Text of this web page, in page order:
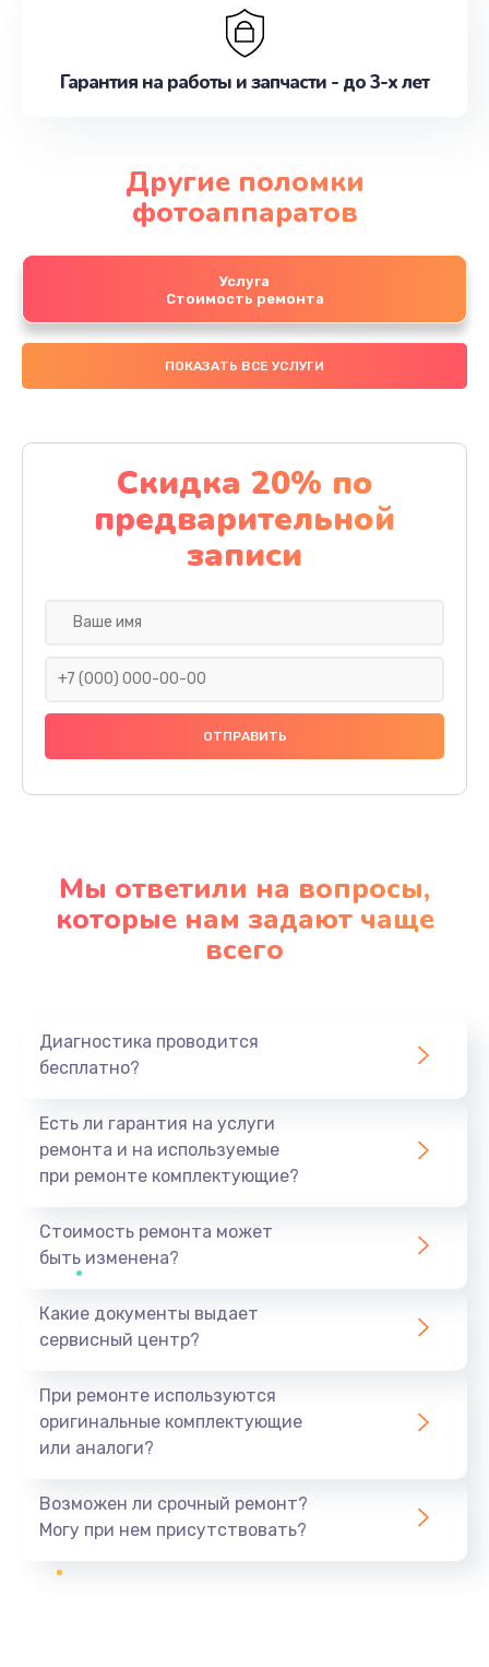
Гарантия на работы и запчасти - до 3-х лет
Другие поломки
фотоаппаратов
Услуга
Стоимость ремонта
ПОКАЗАТЬ ВСЕ УСЛУГИ
Скидка 20% по
предварительной
записи
Мы ответили на вопросы,
которые нам задают чаще
всего
Диагностика проводится
бесплатно?
Есть ли гарантия на услуги
ремонта и на используемые
при ремонте комплектующие?
Стоимость ремонта может
быть изменена?
Какие документы выдает
сервисный центр?
При ремонте используются
оригинальные комплектующие
или аналоги?
Возможен ли срочный ремонт?
Могу при нем присутствовать?